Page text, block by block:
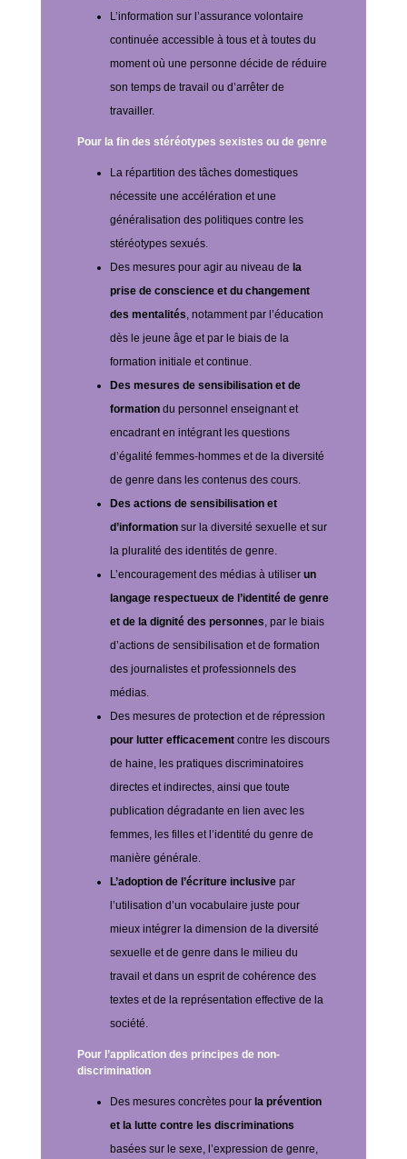
L’information sur l’assurance volontaire
continuée accessible à tous et à toutes du
moment où une personne décide de réduire
son temps de travail ou d’arrêter de
travailler.
Pour la fin des stéréotypes sexistes ou de genre
La répartition des tâches domestiques
nécessite une accélération et une
généralisation des politiques contre les
stéréotypes sexués.
Des mesures pour agir au niveau de la
prise de conscience et du changement
des mentalités, notamment par l’éducation
dès le jeune âge et par le biais de la
formation initiale et continue.
Des mesures de sensibilisation et de
formationdu personnel enseignant et
encadrant en intégrant les questions
d’égalité femmes-hommes et de la diversité
de genre dans les contenus des cours.
Des actions de sensibilisation et
d’informationsur la diversité sexuelle et sur
la pluralité des identités de genre.
L’encouragement des médias à utiliser un
langage respectueux de l’identité de genre
et de la dignité des personnes, par le biais
d’actions de sensibilisation et de formation
des journalistes et professionnels des
médias.
Des mesures de protection et de répression
pour lutter efficacementcontre les discours
de haine, les pratiques discriminatoires
directes et indirectes, ainsi que toute
publication dégradante en lien avec les
femmes, les filles et l’identité du genre de
manière générale.
L’adoption de l’écriture inclusivepar
l’utilisation d’un vocabulaire juste pour
mieux intégrer la dimension de la diversité
sexuelle et de genre dans le milieu du
travail et dans un esprit de cohérence des
textes et de la représentation effective de la
société.
Pour l’application des principes de non-
discrimination
Des mesures concrètes pour la prévention
et la lutte contre les discriminations
basées sur le sexe, l’expression de genre,